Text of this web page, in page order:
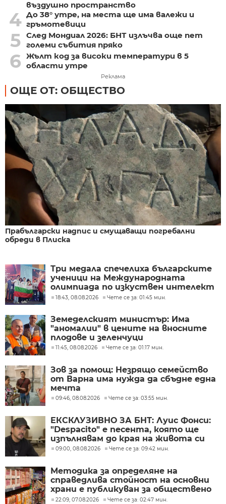
въздушно пространство
4 До 38° утре, на места ще има валежи и
гръмотевици
5 След Мондиал 2026: БНТ излъчва още пет
големи събития пряко
6 Жълт код за високи температури в 5
области утре
Реклама
ОЩЕ ОТ: ОБЩЕСТВО
Прабългарски надпис и смущаващи погребални
обреди в Плиска
Три медала спечелиха българските
ученици на Международната
олимпиада по изкуствен интелект
в Казахстан
18:43, 08.08.2026 Чете се за: 01:45 мин.
Земеделският министър: Има
"аномалии" в цените на вносните
плодове и зеленчуци
11:45, 08.08.2026 Чете се за: 01:17 мин.
Зов за помощ: Незрящо семейство
от Варна има нужда да сбъдне една
мечта
09:46, 08.08.2026 Чете се за: 03:55 мин.
ЕКСКЛУЗИВНО ЗА БНТ: Луис Фонси:
"Despacito" е песента, която ще
изпълнявам до края на живота си
09:00, 08.08.2026 Чете се за: 09:42 мин.
Методика за определяне на
справедлива стойност на основни
храни е публикуван за обществено
обсъждане
22:09, 07.08.2026 Чете се за: 02:47 мин.